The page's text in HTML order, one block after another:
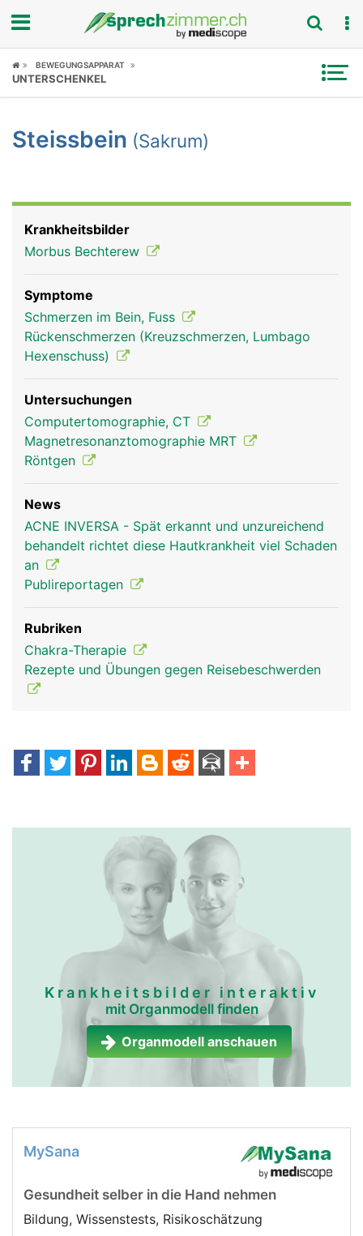
Fokus
Symptome
News
Ratgeber
Rubriken
BEWEGUNGSAPPARAT
UNTERSCHENKEL
Steissbein (Sakrum)
Krankheitsbilder
Morbus Bechterew
Symptome
Schmerzen im Bein, Fuss
Rückenschmerzen (Kreuzschmerzen, Lumbago
Hexenschuss)
Untersuchungen
Computertomographie, CT
Magnetresonanztomographie MRT
Röntgen
News
ACNE INVERSA - Spät erkannt und unzureichend
behandelt richtet diese Hautkrankheit viel Schaden
an
Publireportagen
Rubriken
Chakra-Therapie
Rezepte und Übungen gegen Reisebeschwerden
Krankheitsbilder interaktiv
mit Organmodell finden
Organmodell anschauen
MySana
Gesundheit selber in die Hand nehmen
Bildung, Wissenstests, Risikoschätzung